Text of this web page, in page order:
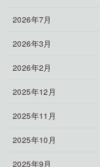
2026年7月
2026年3月
2026年2月
2025年12月
2025年11月
2025年10月
2025年9月